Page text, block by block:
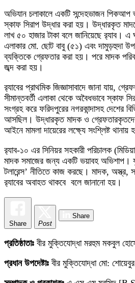
অভিযান চলাকালে একটি সন্দেহভাজন
স্কাফ সিরাপ উদ্ধার করা হয়। উদ্ধারকৃত
লাখ ৫০ হাজার টাকা বলে জানিয়েছে র‌্যাব। এ
এলাকার মো. ছোট বাবু (৫১) এবং দামুড়হুদা
ব্যক্তিকে গ্রেফতার করা হয়। পরে মাদক
জব্দ করা হয়।
র‌্যাবের প্রাথমিক জিজ্ঞাসাবাদে জানা যায়,
সীমান্তবর্তী এলাকা থেকে অবৈধভাবে স্কাফ
সংগ্রহ করে ফরিদপুরের নগরকান্দাসহ দেশের
আসছিল। উদ্ধারকৃত মাদক ও গ্রেফতারকৃতদের
আইনে মামলা দায়েরের লক্ষ্যে সংশ্লিষ্ট
র‌্যাব-১০ এর সিনিয়র সহকারী পরিচালক
মাদক সমাজের জন্য একটি ভয়াবহ অভিশাপ।
টলারেন্স’ নীতিতে কাজ করছে। মাদক, অস্ত্র,
র‌্যাবের অবাহত থাকবে ‌ বলে জানানো হয়।
Share Post
Share
প্রতিষ্ঠাতাঃ বীর মুক্তিযোদ্ধা মরহুম মকবুল
প্রধান উপদেষ্টাঃ বীর মুক্তিযোদ্ধা মো: